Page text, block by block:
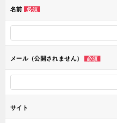
ー
ン
名前 必須
メール（公開されません） 必須
サイト